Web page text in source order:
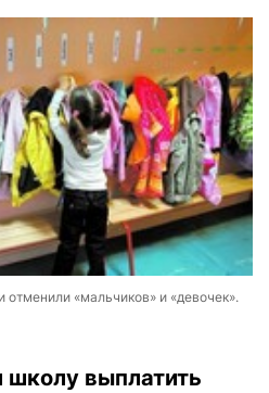
«мальчиков» и «девочек».
выплатить